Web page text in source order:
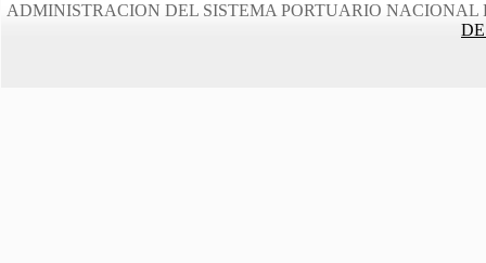
ADMINISTRACION DEL SISTEMA PORTUARIO NACIONAL